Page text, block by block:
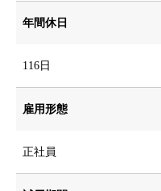
年間休日
116日
雇用形態
正社員